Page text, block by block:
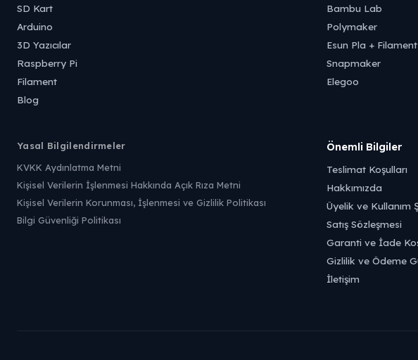
SD Kart
Arduino
3D Yazıcılar
Raspberry Pi
Filament
Blog
Bambu Lab
Polymaker
Esun Pla + Filament
Snapmaker
Elegoo
Yasal Bilgilendirmeler
KVKK Aydınlatma Metni
Kişisel Verilerin İşlenmesi Hakkında Açık Rıza Metni
Kişisel Verilerin Korunması, İşlenmesi ve Gizlilik Politikası
Bilgi Güvenliği Politikası
Önemli Bilgiler
Teslimat Koşulları
Hakkımızda
Üyelik ve Kullanım
Satış Sözleşmesi
Garanti ve İade
Gizlilik ve Ödeme
İletişim